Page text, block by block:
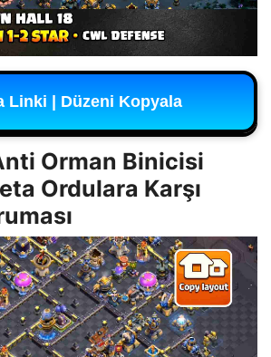
Linki | Düzeni Kopyala
Orman Binicisi
Ordulara Karşı